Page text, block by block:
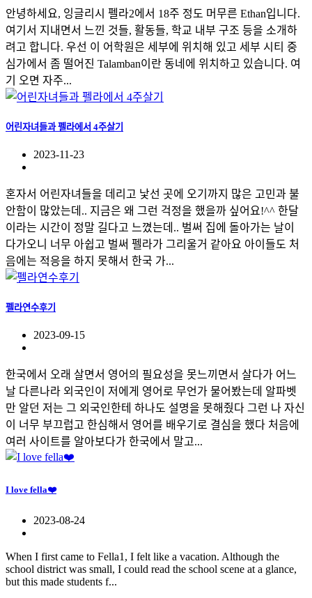
안녕하세요, 잉글리시 펠라2에서 18주 정도 머무른 Ethan입니다.
여기서 지내면서 느낀 것들, 활동들, 학교 내부 구조 등을 소개하
려고 합니다. 우선 이 어학원은 세부에 위치해 있고 세부 시티 중
심가에서 좀 떨어진 Talamban이란 동네에 위치하고 있습니다. 여
기 오면 자주...
어린자녀들과 펠라에서 4주살기
2023-11-23
혼자서 어린자녀들을 데리고 낯선 곳에 오기까지 많은 고민과 불
안함이 많았는데.. 지금은 왜 그런 걱정을 했을까 싶어요!^^ 한달
이라는 시간이 정말 길다고 느꼈는데.. 벌써 집에 돌아가는 날이
다가오니 너무 아쉽고 벌써 펠라가 그리울거 같아요 아이들도 처
음에는 적응을 하지 못해서 한국 가...
펠라연수후기
2023-09-15
한국에서 오래 살면서 영어의 필요성을 못느끼면서 살다가 어느
날 다른나라 외국인이 저에게 영어로 무언가 물어봤는데 알파벳
만 알던 저는 그 외국인한테 하나도 설명을 못해줬다 그런 나 자신
이 너무 부끄럽고 한심해서 영어를 배우기로 결심을 했다 처음에
여러 사이트를 알아보다가 한국에서 말고...
I love fella❤️
2023-08-24
When I first came to Fella1, I felt like a vacation. Although the
school district was small, I could read the school scene at a glance,
but this made students f...